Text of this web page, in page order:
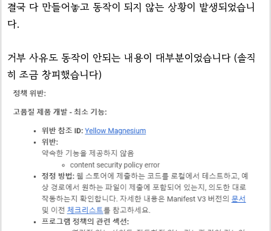
결국 다 만들어놓고 동작이 되지 않는 상황이 발생되었습니
다.
거부 사유도 동작이 안되는 내용이 대부분이었습니다 (솔직
히 조금 창피했습니다)